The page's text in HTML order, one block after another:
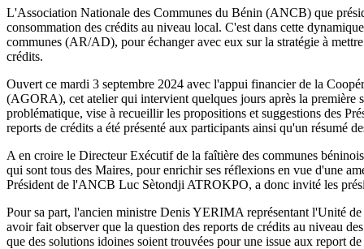
L'Association Nationale des Communes du Bénin (ANCB) que
consommation des crédits au niveau local. C'est dans cette
communes (AR/AD), pour échanger avec eux sur la stratégie à
crédits.
Ouvert ce mardi 3 septembre 2024 avec l'appui financier de la
(AGORA), cet atelier qui intervient quelques jours après la première
problématique, vise à recueillir les propositions et suggestions des
reports de crédits a été présenté aux participants ainsi qu'un
A en croire le Directeur Exécutif de la faîtière des communes
qui sont tous des Maires, pour enrichir ses réflexions en vue d'une
Président de l'ANCB Luc Sètondji ATROKPO, a donc invité les
Pour sa part, l'ancien ministre Denis YERIMA représentant l'Unité
avoir fait observer que la question des reports de crédits au niveau
que des solutions idoines soient trouvées pour une issue aux report